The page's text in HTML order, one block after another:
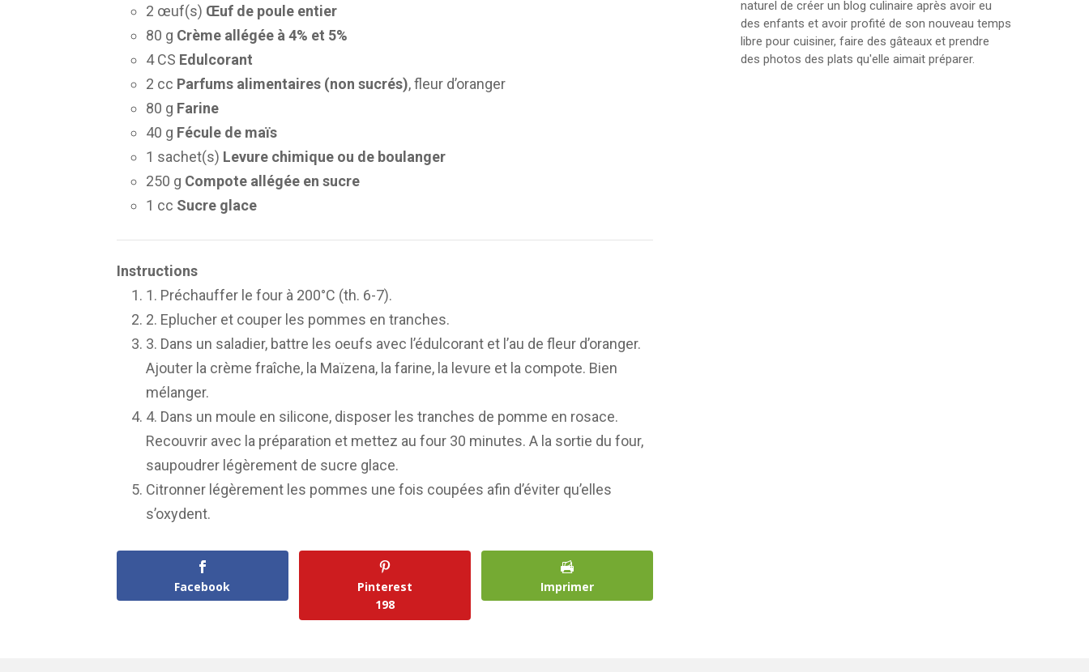
2 œuf(s) Œuf de poule entier
80 g Crème allégée à 4% et 5%
4 CS Edulcorant
2 cc Parfums alimentaires (non sucrés), fleur d’oranger
80 g Farine
40 g Fécule de maïs
1 sachet(s) Levure chimique ou de boulanger
250 g Compote allégée en sucre
1 cc Sucre glace
Instructions
1. Préchauffer le four à 200°C (th. 6-7).
2. Eplucher et couper les pommes en tranches.
3. Dans un saladier, battre les oeufs avec l’édulcorant et l’au de fleur d’oranger.
Ajouter la crème fraîche, la Maïzena, la farine, la levure et la compote. Bien
mélanger.
4. Dans un moule en silicone, disposer les tranches de pomme en rosace.
Recouvrir avec la préparation et mettez au four 30 minutes. A la sortie du four,
saupoudrer légèrement de sucre glace.
Citronner légèrement les pommes une fois coupées afin d’éviter qu’elles
s’oxydent.
Facebook
Pinterest
198
Imprimer
naturel de créer un blog culinaire après avoir eu
des enfants et avoir profité de son nouveau temps
libre pour cuisiner, faire des gâteaux et prendre
des photos des plats qu'elle aimait préparer.